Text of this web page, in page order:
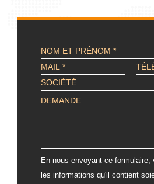
En nous envoyant ce formulaire,
les informations qu'il contient